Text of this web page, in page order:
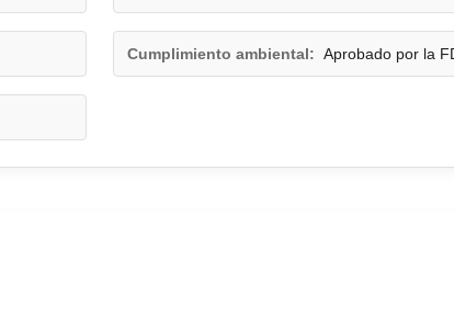
Cumplimiento ambiental: Aprobado por la